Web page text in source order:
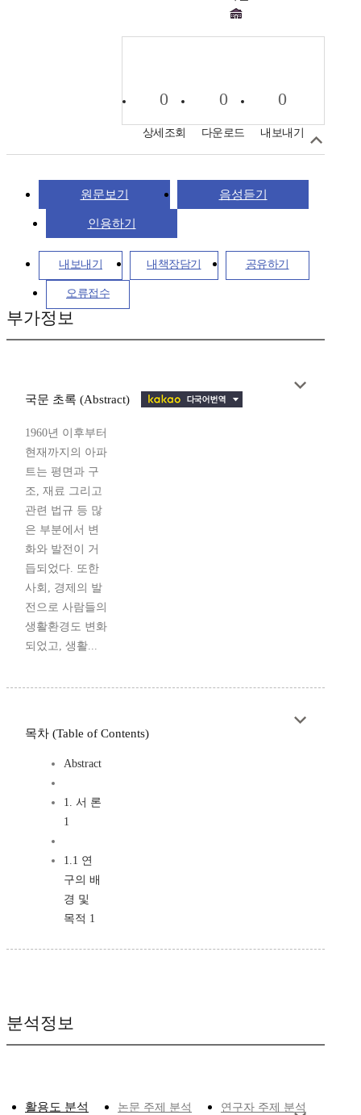
0
상세조회
0
다운로드
0
내보내기
원문보기 음성듣기
인용하기
내보내기 내책장담기 공유하기
오류접수
부가정보
국문 초록 (Abstract)
1960년 이후부터
현재까지의 아파
트는 평면과 구
조, 재료 그리고
관련 법규 등 많
은 부분에서 변
화와 발전이 거
듭되었다. 또한
사회, 경제의 발
전으로 사람들의
생활환경도 변화
되었고, 생활...
목차 (Table of Contents)
Abstract
1. 서 론
1
1.1 연
구의 배
경 및
목적 1
분석정보
활용도 분석 논문 주제 분석 연구자 주제 분석